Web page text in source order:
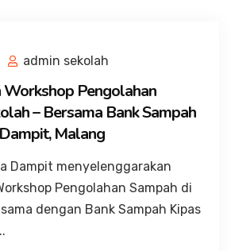
admin sekolah
Workshop Pengolahan
– Bersama Bank Sampah
Malang
Dampit menyelenggarakan
Pengolahan Sampah di
dengan Bank Sampah Kipas